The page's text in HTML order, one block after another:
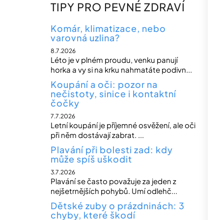
TIPY PRO PEVNÉ ZDRAVÍ
Komár, klimatizace, nebo
varovná uzlina?
8.7.2026
Léto je v plném proudu, venku panují
horka a vy si na krku nahmatáte podivn...
Koupání a oči: pozor na
nečistoty, sinice i kontaktní
čočky
7.7.2026
Letní koupání je příjemné osvěžení, ale oči
při něm dostávají zabrat. ...
Plavání při bolesti zad: kdy
může spíš uškodit
3.7.2026
Plavání se často považuje za jeden z
nejšetrnějších pohybů. Umí odlehč...
Dětské zuby o prázdninách: 3
chyby, které škodí